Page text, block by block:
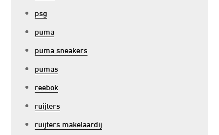
psg
puma
puma sneakers
pumas
reebok
ruijters
ruijters makelaardij